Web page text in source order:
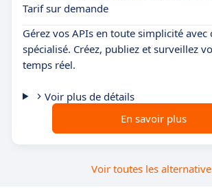
Tarif sur demande
Gérez vos APIs en toute simplicité avec
spécialisé. Créez, publiez et surveillez
temps réel.
Voir plus de détails
En savoir plus
Voir toutes les